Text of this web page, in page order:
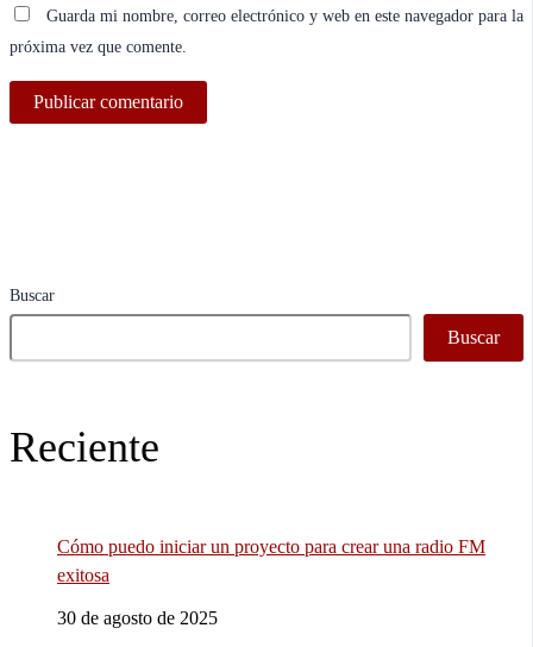
Guarda mi nombre, correo electrónico y web en este navegador para la
próxima vez que comente.
Buscar
Buscar
Reciente
Cómo puedo iniciar un proyecto para crear una radio FM
exitosa
30 de agosto de 2025